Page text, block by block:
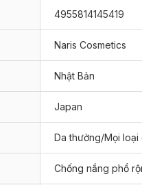
4955814145419
Naris Cosmetics
Nhật Bản
Japan
Da thường/Mọi loại
Chống nắng phổ